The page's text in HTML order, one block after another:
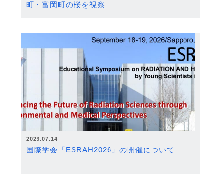
町・富岡町の桜を視察
2026.07.14
国際学会「ESRAH2026」の開催について